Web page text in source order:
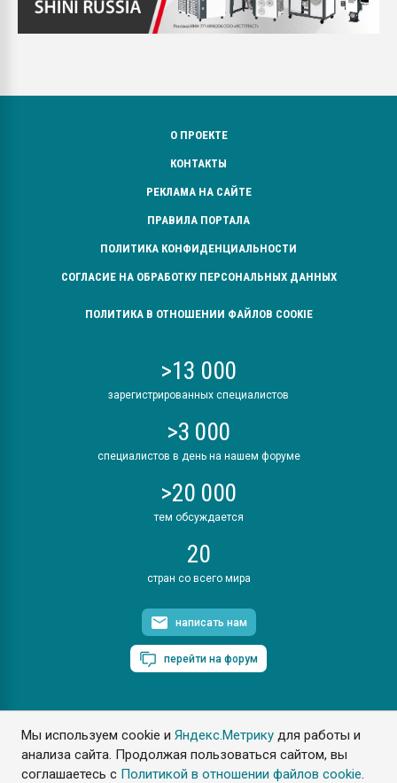
Мы используем cookie иЯндекс.Метрику для работы и
анализа сайта. Продолжая пользоваться сайтом, вы
соглашаетесь с Политикой в отношении файлов cookie.
О ПРОЕКТЕ
КОНТАКТЫ
РЕКЛАМА НА САЙТЕ
ПРАВИЛА ПОРТАЛА
ПОЛИТИКА КОНФИДЕНЦИАЛЬНОСТИ
СОГЛАСИЕ НА ОБРАБОТКУ ПЕРСОНАЛЬНЫХ ДАННЫХ
ПОЛИТИКА В ОТНОШЕНИИ ФАЙЛОВ COOKIE
>13 000
зарегистрированных специалистов
>3 000
специалистов в день на нашем форуме
>20 000
тем обсуждается
20
стран со всего мира
написать нам
перейти на форум
ПластЭксперт © 2006. Все права защищены
Разрешается копирование материалов сайта с обязательной
ссылкой на www.e-plastic.ru